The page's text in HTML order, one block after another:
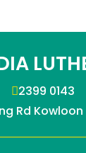
2399 0143
Rd Kowloon